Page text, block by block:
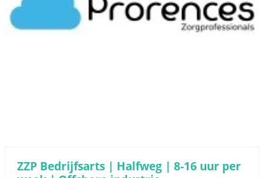
ZZP Bedrijfsarts | Halfweg | 8-16 uur per